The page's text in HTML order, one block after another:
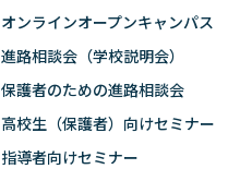
オンラインオープンキャンパス
進路相談会（学校説明会）
保護者のための進路相談会
高校生（保護者）向けセミナー
指導者向けセミナー